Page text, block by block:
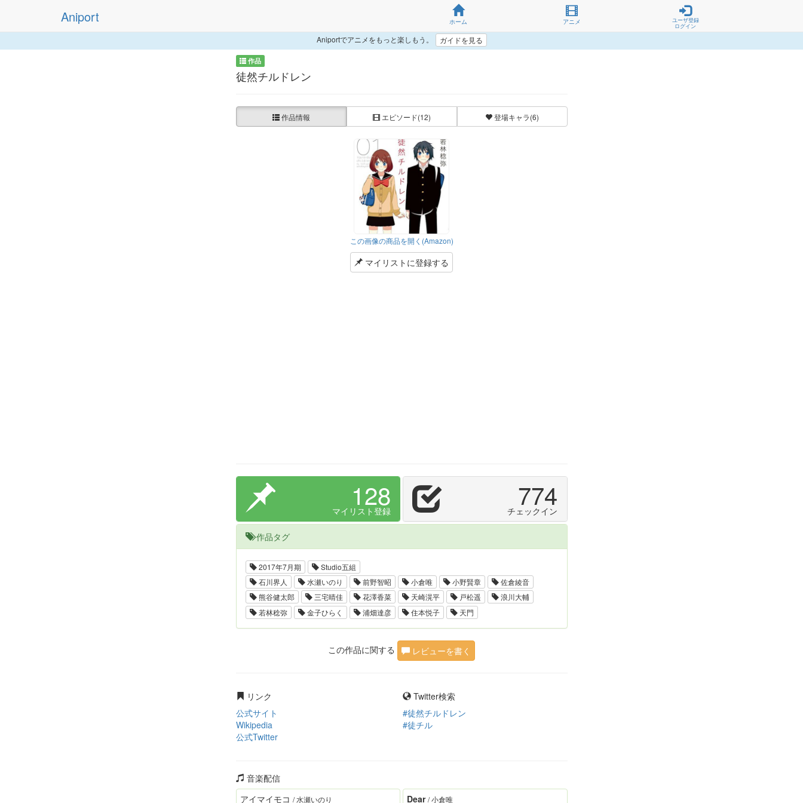
Aniport ホーム アニメ
ユーザ登録
ログイン
Aniportでアニメをもっと楽しもう。 ガイドを見る
作品
徒然チルドレン
作品情報 エピソード(12) 登場キャラ(6)
この画像の商品を開く(Amazon)
マイリストに登録する
128
マイリスト登録 774
チェックイン
作品タグ
2017年7月期
Studio五組
石川界人
水瀬いのり 前野智昭 小倉唯 小野賢章
佐倉綾音
熊谷健太郎
三宅晴佳 花澤香菜 天崎滉平 戸松遥
浪川大輔
若林稔弥
金子ひらく 浦畑達彦 住本悦子 天門
この作品に関する レビューを書く
リンク
公式サイト
Wikipedia
公式Twitter
Twitter検索
#徒然チルドレン
#徒チル
音楽配信
アイマイモコ / 水瀬いのり Dear / 小倉唯